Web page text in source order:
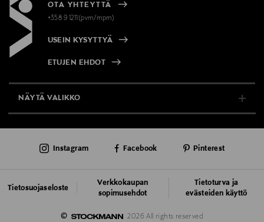
OTA YHTEYTTÄ
+358 9 1211(pvm/mpm)
USEIN KYSYTTYÄ
ETUJEN EHDOT
NÄYTÄ VALIKKO
AJANKOHTAISTA
©
2026 All rights reserved
Tietosuojaseloste
Verkkokaupan
sopimusehdot
Tietoturva ja
evästeiden käyttö
Instagram Facebook Pinterest